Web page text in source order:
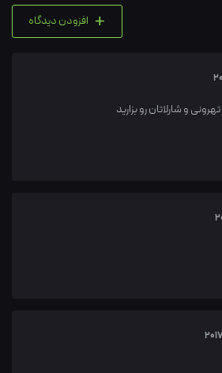
+ افزودن دیدگاه
و شارلاتان رو بزارید